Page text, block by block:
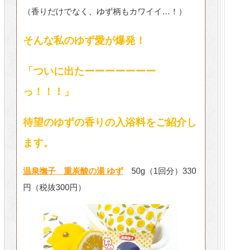
（香りだけでなく、ゆず柄もカワイイ…！）
そんな私のゆず愛が爆発！
「ついに出たーーーーーーー
っ！！！」
待望のゆずの香りの入浴料をご紹介し
ます。
温泉撫子 重炭酸の湯 ゆず 50g（1回分）330
円（税抜300円）